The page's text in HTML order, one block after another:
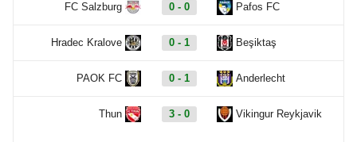
FC Salzburg 0 - 0 Pafos FC
Hradec Kralove 0 - 1 Beşiktaş
PAOK FC 0 - 1 Anderlecht
Thun 3 - 0 Vikingur Reykjavik